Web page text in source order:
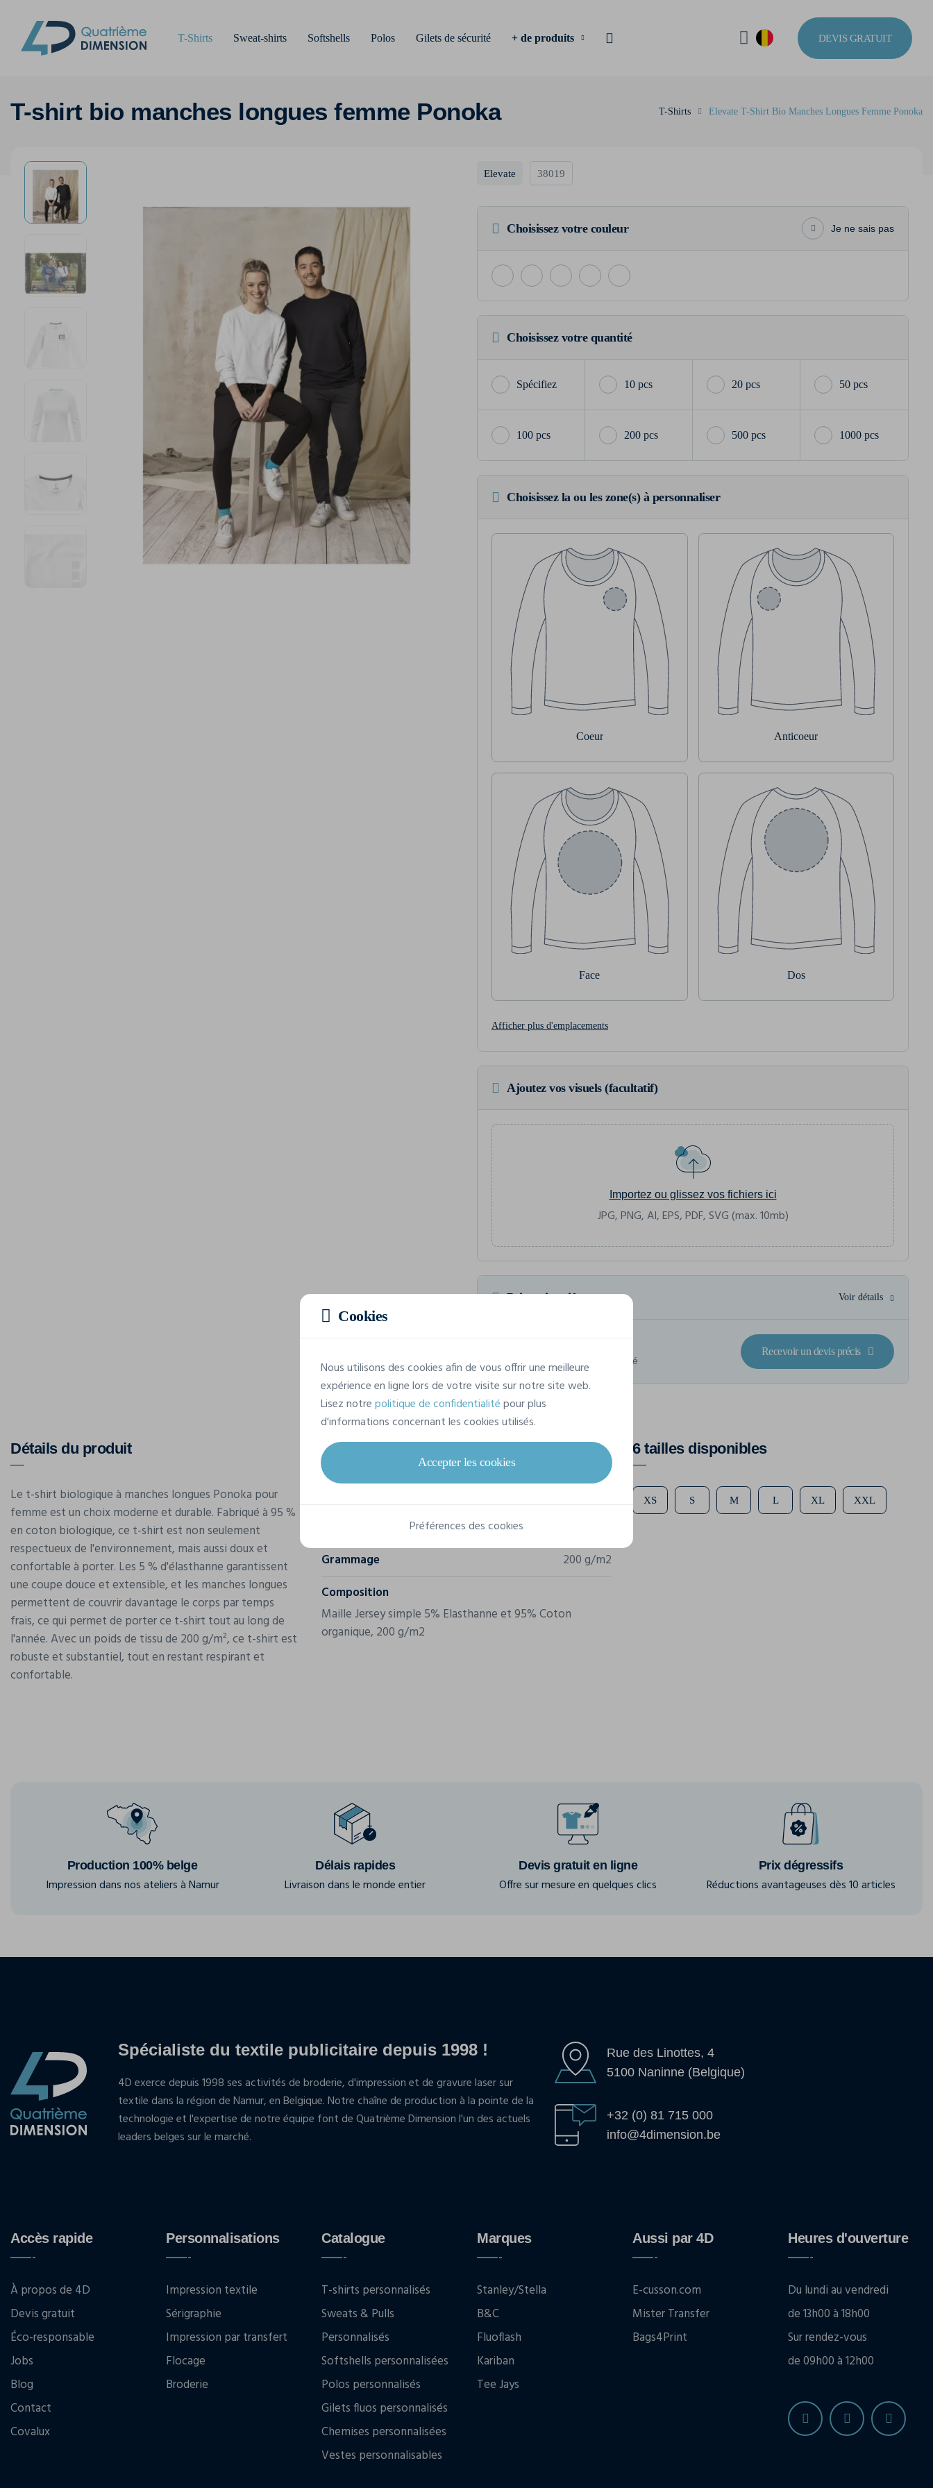
T-Shirts Sweat-shirts Softshells Polos Gilets de sécurité + de produits DEVIS GRATUIT
T-shirt bio manches longues femme Ponoka T-Shirts Elevate T-Shirt Bio Manches Longues Femme Ponoka
Elevate 38019
Choisissez votre couleur Je ne sais pas
Choisissez votre quantité
10 pcs 20 pcs 50 pcs
100 pcs 200 pcs 500 pcs 1000 pcs
Choisissez la ou les zone(s) à personnaliser
Coeur Anticoeur
Face Dos
Afficher plus d'emplacements
Ajoutez vos visuels (facultatif)
Importez ou glissez vos fichiers ici
JPG, PNG, AI, EPS, PDF, SVG (max. 10mb)
Prix estimatif Voir détails
Prix sur demande
Demandez votre devis personnalisé
Recevoir un devis précis
Détails du produit
Le t-shirt biologique à manches longues Ponoka pour
femme est un choix moderne et durable. Fabriqué à 95 %
en coton biologique, ce t-shirt est non seulement
respectueux de l'environnement, mais aussi doux et
confortable à porter. Les 5 % d'élasthanne garantissent
une coupe douce et extensible, et les manches longues
permettent de couvrir davantage le corps par temps
frais, ce qui permet de porter ce t-shirt tout au long de
l'année. Avec un poids de tissu de 200 g/m², ce t-shirt est
robuste et substantiel, tout en restant respirant et
confortable.
Caractéristiques
Grammage
200 g/m2
Composition
Maille Jersey simple 5% Elasthanne et 95% Coton
organique, 200 g/m2
6 tailles disponibles
XS S M L XL XXL
Production 100% belge
Impression dans nos ateliers à Namur
Délais rapides
Livraison dans le monde entier
Devis gratuit en ligne
Offre sur mesure en quelques clics
Prix dégressifs
Réductions avantageuses dès 10 articles
Spécialiste du textile publicitaire depuis 1998 !
4D exerce depuis 1998 ses activités de broderie, d'impression et de gravure laser sur
textile dans la région de Namur, en Belgique. Notre chaîne de production à la pointe de la
technologie et l'expertise de notre équipe font de Quatrième Dimension l'un des actuels
leaders belges sur le marché.
Rue des Linottes, 4
5100 Naninne (Belgique)
+32 (0) 81 715 000
info@4dimension.be
Accès rapide
À propos de 4D
Devis gratuit
Éco-responsable
Jobs
Blog
Contact
Covalux
Personnalisations
Impression textile
Sérigraphie
Impression par transfert
Flocage
Broderie
Catalogue
T-shirts personnalisés
Sweats & Pulls
Personnalisés
Softshells personnalisées
Polos personnalisés
Gilets fluos personnalisés
Chemises personnalisées
Vestes personnalisables
Marques
Stanley/Stella
B&C
Fluoflash
Kariban
Tee Jays
Aussi par 4D
E-cusson.com
Mister Transfer
Bags4Print
Heures d'ouverture
Du lundi au vendredi
de 13h00 à 18h00
Sur rendez-vous
de 09h00 à 12h00
Cookies
Nous utilisons des cookies afin de vous offrir une meilleure
expérience en ligne lors de votre visite sur notre site web.
Lisez notrepolitique de confidentialitépour plus
d'informations concernant les cookies utilisés.
Accepter les cookies
Préférences des cookies